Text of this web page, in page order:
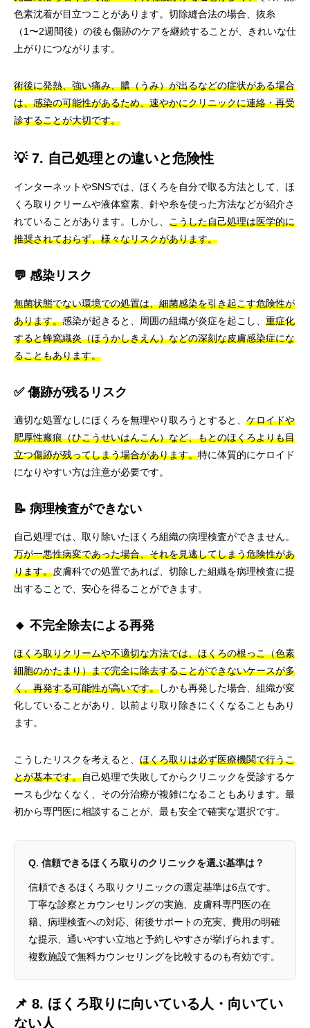
色素沈着が目立つことがあります。切除縫合法の場合、抜糸
（1〜2週間後）の後も傷跡のケアを継続することが、きれいな仕
上がりにつながります。
術後に発熱、強い痛み、膿（うみ）が出るなどの症状がある場合
は、感染の可能性があるため、速やかにクリニックに連絡・再受
診することが大切です。
💡 7. 自己処理との違いと危険性
インターネットやSNSでは、ほくろを自分で取る方法として、ほ
くろ取りクリームや液体窒素、針や糸を使った方法などが紹介さ
れていることがあります。しかし、 こうした自己処理は医学的に
推奨されておらず、様々なリスクがあります。
💬 感染リスク
無菌状態でない環境での処置は、細菌感染を引き起こす危険性が
あります。感染が起きると、周囲の組織が炎症を起こし、 重症化
すると蜂窩織炎（ほうかしきえん）などの深刻な皮膚感染症にな
ることもあります。
✅ 傷跡が残るリスク
適切な処置なしにほくろを無理やり取ろうとすると、 ケロイドや
肥厚性瘢痕（ひこうせいはんこん）など、もとのほくろよりも目
立つ傷跡が残ってしまう場合があります。特に体質的にケロイド
になりやすい方は注意が必要です。
📝 病理検査ができない
自己処理では、取り除いたほくろ組織の病理検査ができません。
万が一悪性病変であった場合、それを見逃してしまう危険性があ
ります。皮膚科での処置であれば、切除した組織を病理検査に提
出することで、安心を得ることができます。
🔸 不完全除去による再発
ほくろ取りクリームや不適切な方法では、ほくろの根っこ（色素
細胞のかたまり）まで完全に除去することができないケースが多
く、再発する可能性が高いです。しかも再発した場合、組織が変
化していることがあり、以前より取り除きにくくなることもあり
ます。
こうしたリスクを考えると、 ほくろ取りは必ず医療機関で行うこ
とが基本です。自己処理で失敗してからクリニックを受診するケ
ースも少なくなく、その分治療が複雑になることもあります。最
初から専門医に相談することが、最も安全で確実な選択です。
Q. 信頼できるほくろ取りのクリニックを選ぶ基準は？
信頼できるほくろ取りクリニックの選定基準は6点です。
丁寧な診察とカウンセリングの実施、皮膚科専門医の在
籍、病理検査への対応、術後サポートの充実、費用の明確
な提示、通いやすい立地と予約しやすさが挙げられます。
複数施設で無料カウンセリングを比較するのも有効です。
📌 8. ほくろ取りに向いている人・向いてい
ない人